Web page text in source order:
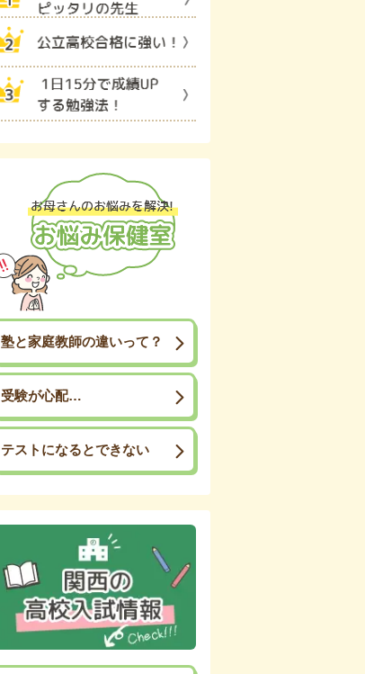
塾と家庭教師の違いって？
受験が心配…
テストになるとできない